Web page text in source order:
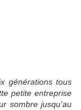
générations tous
petite entreprise
sombre jusqu'au